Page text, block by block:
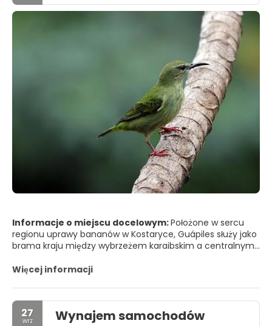
Informacje o miejscu docelowym:Położone w sercu
regionu uprawy bananów w Kostaryce, Guápiles służy jako
brama kraju między wybrzeżem karaibskim a centralnymi
położonym wzdłuż autostrady 32 podczas podróży ze
Więcej informacji
27
wrz Wynajem samochodów